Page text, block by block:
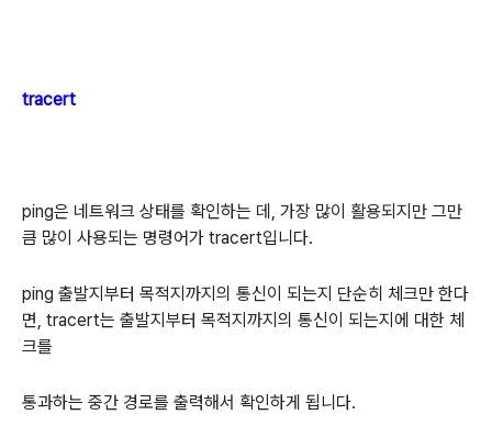
tracert
ping은 네트워크 상태를 확인하는 데, 가장 많이 활용되지만 그만
큼 많이 사용되는 명령어가 tracert입니다.
ping 출발지부터 목적지까지의 통신이 되는지 단순히 체크만 한다
면, tracert는 출발지부터 목적지까지의 통신이 되는지에 대한 체
크를
통과하는 중간 경로를 출력해서 확인하게 됩니다.